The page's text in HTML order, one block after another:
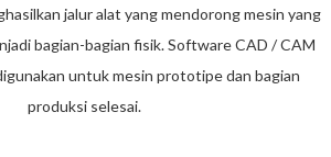
jalur alat yang mendorong mesin yang
bagian-bagian fisik. Software CAD / CAM
untuk mesin prototipe dan bagian
produksi selesai.